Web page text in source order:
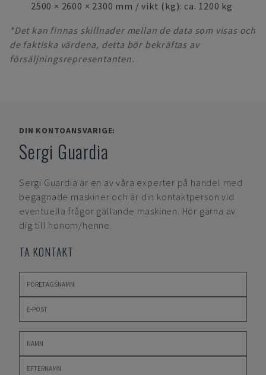
2500 × 2600 × 2300 mm / vikt (kg): ca. 1200 kg
*Det kan finnas skillnader mellan de data som visas och
de faktiska värdena, detta bör bekräftas av
försäljningsrepresentanten.
DIN KONTOANSVARIGE:
Sergi Guardia
Sergi Guardia är en av våra experter på handel med
begagnade maskiner och är din kontaktperson vid
eventuella frågor gällande maskinen. Hör gärna av
dig till honom/henne.
TA KONTAKT